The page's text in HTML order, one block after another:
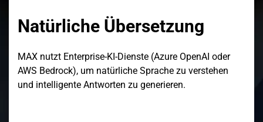
Natürliche Übersetzung
MAX nutzt Enterprise-KI-Dienste (Azure OpenAI oder
AWS Bedrock), um natürliche Sprache zu verstehen
und intelligente Antworten zu generieren.